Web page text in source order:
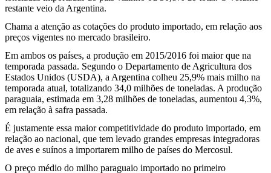
restante veio da Argentina.
Chama a atenção as cotações do produto importado, em relação aos
preços vigentes no mercado brasileiro.
Em ambos os países, a produção em 2015/2016 foi maior que na
temporada passada. Segundo o Departamento de Agricultura dos
Estados Unidos (USDA), a Argentina colheu 25,9% mais milho na
temporada atual, totalizando 34,0 milhões de toneladas. A produção
paraguaia, estimada em 3,28 milhões de toneladas, aumentou 4,3%,
em relação à safra passada.
É justamente essa maior competitividade do produto importado, em
relação ao nacional, que tem levado grandes empresas integradoras
de aves e suínos a importarem milho de países do Mercosul.
O preço médio do milho paraguaio importado no primeiro